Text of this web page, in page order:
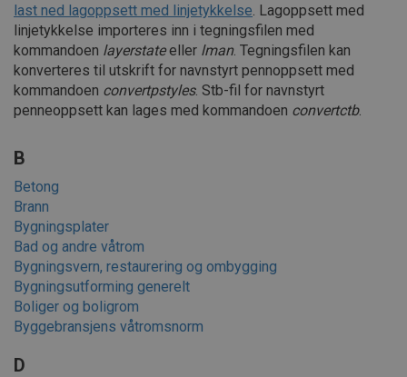
last ned lagoppsett med linjetykkelse. Lagoppsett med
linjetykkelse importeres inn i tegningsfilen med
kommandoen layerstateeller lman. Tegningsfilen kan
konverteres til utskrift for navnstyrt pennoppsett med
kommandoen convertpstyles. Stb-fil for navnstyrt
penneoppsett kan lages med kommandoen convertctb.
B
Betong
Brann
Bygningsplater
Bad og andre våtrom
Bygningsvern, restaurering og ombygging
Bygningsutforming generelt
Boliger og boligrom
Byggebransjens våtromsnorm
D